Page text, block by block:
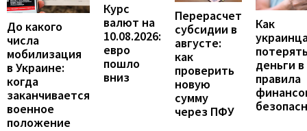
До какого
числа
мобилизация
в Украине:
когда
заканчивается
военное
положение
Курс
валют на
10.08.2026:
евро
пошло
вниз
Перерасчет
субсидии в
августе:
как
проверить
новую
сумму
через ПФУ
Как
деньги в
правила